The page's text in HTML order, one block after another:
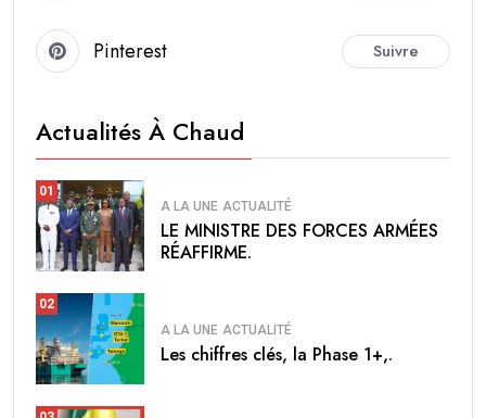
Pinterest Suivre
Actualités À Chaud
01
A LA UNE ACTUALITÉ
LE MINISTRE DES FORCES ARMÉES
RÉAFFIRME.
02
A LA UNE ACTUALITÉ
Les chiffres clés, la Phase 1+,.